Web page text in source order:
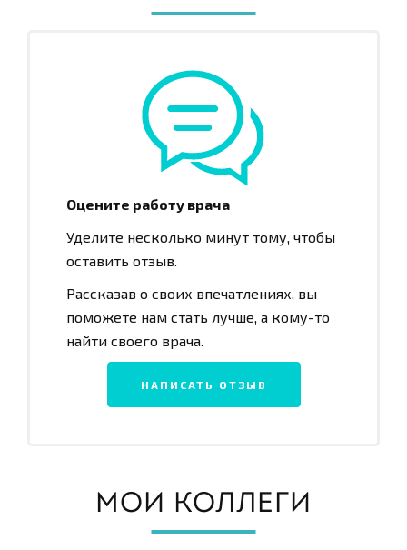
Оцените работу врача
Уделите несколько минут тому, чтобы
оставить отзыв.
Рассказав о своих впечатлениях, вы
поможете нам стать лучше, а кому-то
найти своего врача.
НАПИСАТЬ ОТЗЫВ
МОИ КОЛЛЕГИ